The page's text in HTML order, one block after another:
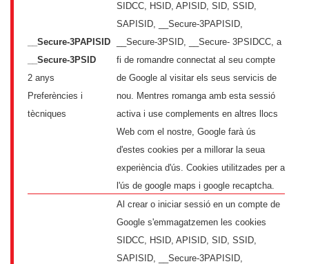
__Secure-3PAPISID
__Secure-3PSID
2 anys
Preferències i
tècniques
SIDCC, HSID, APISID, SID, SSID,
SAPISID, __Secure-3PAPISID,
__Secure-3PSID, __Secure- 3PSIDCC, a
fi de romandre connectat al seu compte
de Google al visitar els seus servicis de
nou. Mentres romanga amb esta sessió
activa i use complements en altres llocs
Web com el nostre, Google farà ús
d'estes cookies per a millorar la seua
experiència d'ús. Cookies utilitzades per a
l'ús de google maps i google recaptcha.
Al crear o iniciar sessió en un compte de
Google s'emmagatzemen les cookies
SIDCC, HSID, APISID, SID, SSID,
SAPISID, __Secure-3PAPISID,